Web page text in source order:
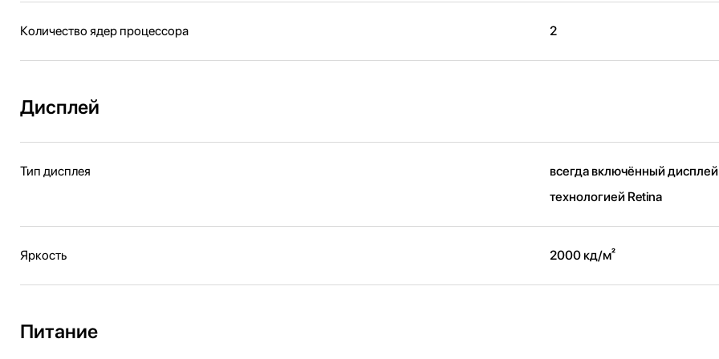
Количество ядер процессора 2
Дисплей
Тип дисплея
всегда включённый дисплей
технологией Retina
Яркость 2000 кд/ м²
Питание